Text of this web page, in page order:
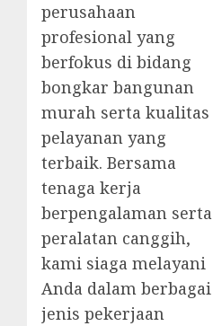
perusahaan
profesional yang
berfokus di bidang
bongkar bangunan
murah serta kualitas
pelayanan yang
terbaik. Bersama
tenaga kerja
berpengalaman serta
peralatan canggih,
kami siaga melayani
Anda dalam berbagai
jenis pekerjaan